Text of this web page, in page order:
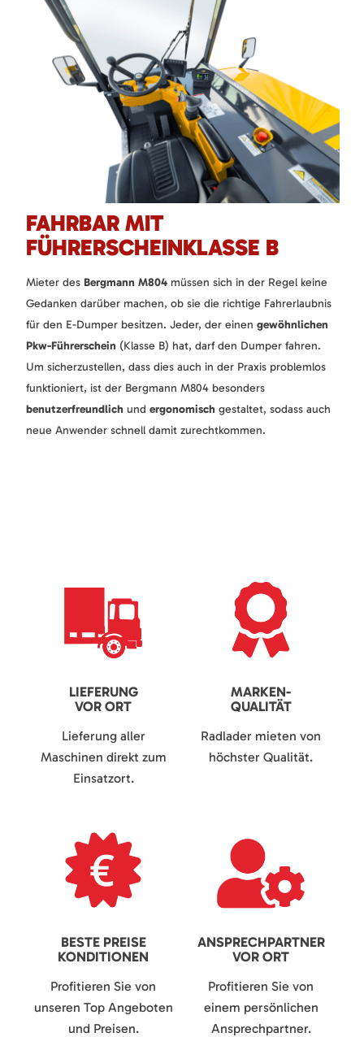
FAHRBAR MIT
FÜHRERSCHEINKLASSE B
Mieter des Bergmann M804 müssen sich in der Regel keine
Gedanken darüber machen, ob sie die richtige Fahrerlaubnis
für den E-Dumper besitzen. Jeder, der einen gewöhnlichen
Pkw-Führerschein (Klasse B) hat, darf den Dumper fahren.
Um sicherzustellen, dass dies auch in der Praxis problemlos
funktioniert, ist der Bergmann M804 besonders
benutzerfreundlich und ergonomisch gestaltet, sodass auch
neue Anwender schnell damit zurechtkommen.
LIEFERUNG
VOR ORT
Lieferung aller
Maschinen direkt zum
Einsatzort.
MARKEN-
QUALITÄT
Radlader mieten von
höchster Qualität.
BESTE PREISE
KONDITIONEN
Profitieren Sie von
unseren Top Angeboten
und Preisen.
ANSPRECHPARTNER
VOR ORT
Profitieren Sie von
einem persönlichen
Ansprechpartner.